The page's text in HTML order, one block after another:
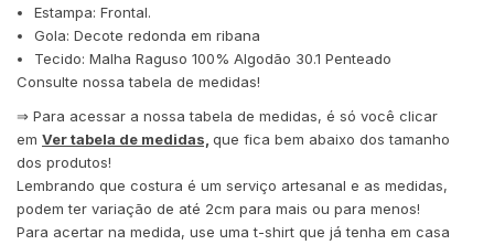
Estampa: Frontal.
Gola: Decote redonda em ribana
Tecido: Malha Raguso 100% Algodão 30.1 Penteado
Consulte nossa tabela de medidas!
⇒ Para acessar a nossa tabela de medidas, é só você clicar
em Ver tabela de medidas, que fica bem abaixo dos tamanho
dos produtos!
Lembrando que costura é um serviço artesanal e as medidas,
podem ter variação de até 2cm para mais ou para menos!
Para acertar na medida, use uma t-shirt que já tenha em casa